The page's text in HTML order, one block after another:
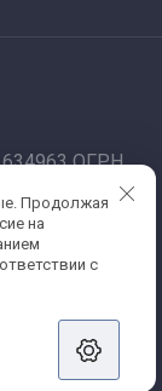
ОГРН
Продолжая
на
с